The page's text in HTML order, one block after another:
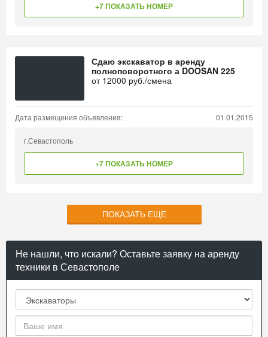
+7 ПОКАЗАТЬ НОМЕР
Сдаю экскаватор в аренду
полноповоротного а DOOSAN 225
от 12000 руб./смена
Дата размещения объявления: 01.01.2015
г.Севастополь
+7 ПОКАЗАТЬ НОМЕР
ПОКАЗАТЬ ЕЩЕ
Не нашли, что искали? Оставьте заявку на аренду
техники в Севастополе